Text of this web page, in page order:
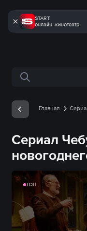
START:
онлайн -кинотеатр
Поиск по сайту
Главная
Сериал
ТОП